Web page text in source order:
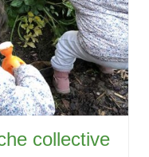
collective